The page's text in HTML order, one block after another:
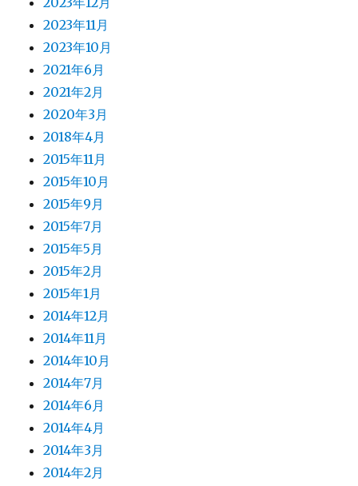
2023年11月
2023年10月
2021年6月
2021年2月
2020年3月
2018年4月
2015年11月
2015年10月
2015年9月
2015年7月
2015年5月
2015年2月
2015年1月
2014年12月
2014年11月
2014年10月
2014年7月
2014年6月
2014年4月
2014年3月
2014年2月